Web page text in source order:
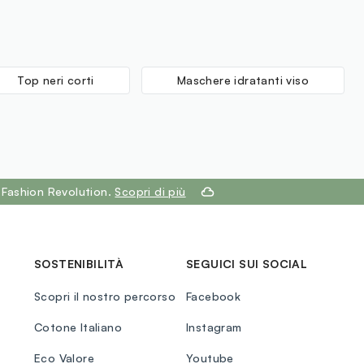
Top neri corti Maschere idratanti viso
Revolution. Scopri di più
SOSTENIBILITÀ
Scopri il nostro percorso
Cotone Italiano
Eco Valore
SEGUICI SUI SOCIAL
Facebook
Instagram
Youtube